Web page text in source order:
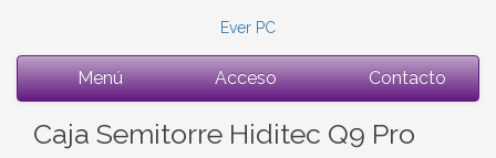
Ever PC
Menú Acceso Contacto
Caja Semitorre Hiditec Q9 Pro